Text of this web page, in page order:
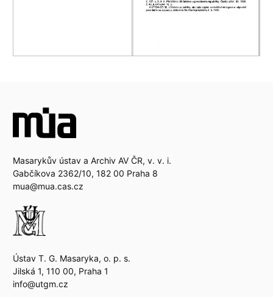
Masarykův ústav a Archiv AV ČR, v. v. i.
Gabčíkova 2362/10, 182 00 Praha 8
mua@mua.cas.cz
Ústav T. G. Masaryka, o. p. s.
Jilská 1, 110 00, Praha 1
info@utgm.cz